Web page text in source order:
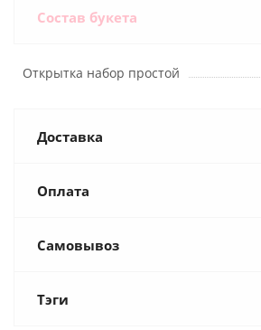
Состав букета
Открытка набор простой
Доставка
Оплата
Самовывоз
Тэги